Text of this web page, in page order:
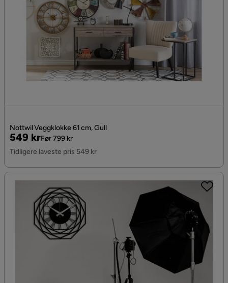
Nottwil Veggklokke 61 cm, Gull
Pris
549 kr
Original
Pris
Før 799 kr
Tidligere laveste pris 549 kr